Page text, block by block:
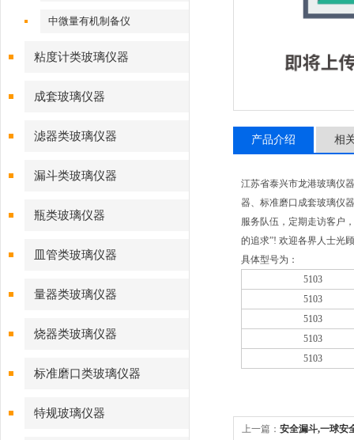
中微量有机制备仪
粘度计类玻璃仪器
成套玻璃仪器
滤器类玻璃仪器
漏斗类玻璃仪器
瓶类玻璃仪器
皿管类玻璃仪器
量器类玻璃仪器
烧器类玻璃仪器
标准磨口类玻璃仪器
特规玻璃仪器
产品介绍 相
江苏省泰兴市龙港玻璃仪
器、标准磨口成套玻璃仪
服务队伍，定期走访客户
的追求”! 欢迎各界人士光
具体型号为：
5103
5103
5103
5103
5103
上一篇： 安全漏斗,一球安